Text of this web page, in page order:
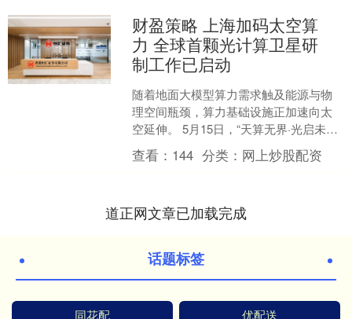
财盈策略 上海加码太空算
力 全球首颗光计算卫星研
制工作已启动
随着地面大模型算力需求触及能源与物
理空间瓶颈，算力基础设施正加速向太
空延伸。 5月15日，“天算无界·光启未
来”天基计算颠覆性技术和未来产业融合
交流活动在上海举....
查看： 144 分类： 网上炒股配资
道正网文章已加载完成
话题标签
同花配 优配送